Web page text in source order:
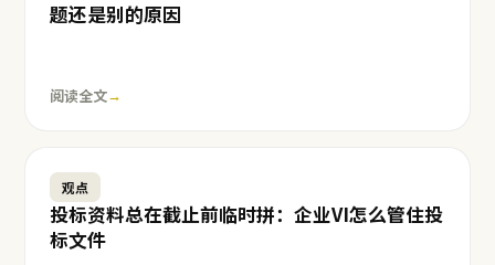
题还是别的原因
阅读全文→
观点
投标资料总在截止前临时拼：企业VI怎么管住投
标文件